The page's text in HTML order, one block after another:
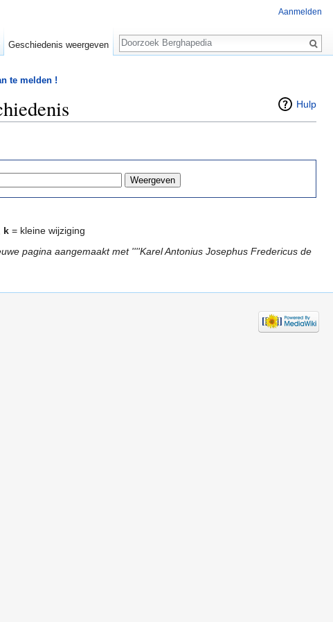
te melden !
Hulp
k = kleine wijziging
pagina aangemaakt met ''''Karel Antonius Josephus Fredericus de
Aanmelden
Geschiedenis weergeven
Zoeken